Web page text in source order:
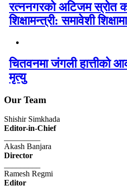
रत्ननगरको अटिजम स्रोत
शिक्षामन्त्री: समावेशी
चितवनमा जंगली हात्तीको
मृत्यु
Our Team
Shishir Simkhada
Editor-in-Chief
Akash Banjara
Director
Ramesh Regmi
Editor